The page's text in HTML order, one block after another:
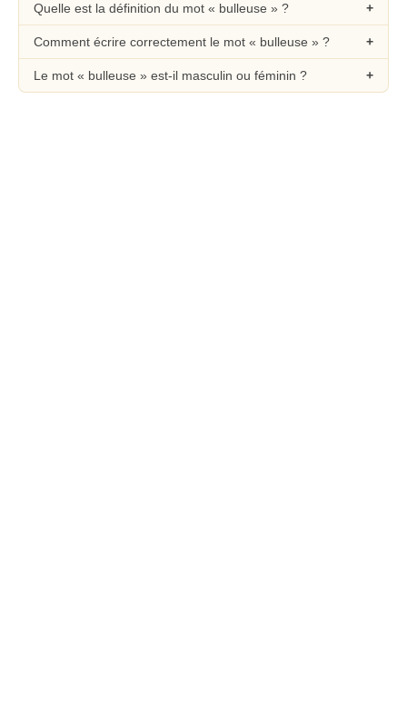
Quelle est la définition du mot « bulleuse » ?
Comment écrire correctement le mot « bulleuse » ?
Le mot « bulleuse » est-il masculin ou féminin ?